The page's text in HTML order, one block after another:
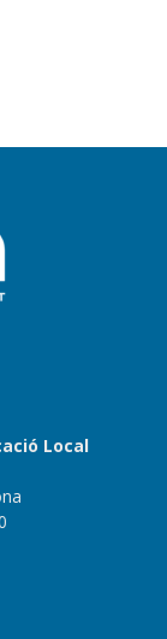
Local